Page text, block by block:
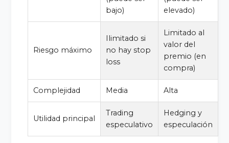
bajo)
elevado)
Riesgo máximo
Ilimitado si
no hay stop
loss
Limitado al
valor del
premio (en
compra)
Complejidad Media Alta
Utilidad principal
Trading
especulativo
Hedging y
especulación